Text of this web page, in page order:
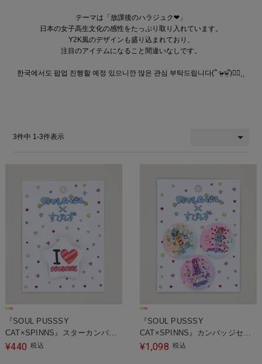
テーマは「放課後のハラジュク❤」
日本の女子高生文化の感性をたっぷり取り入れています。
Y2K風のデザインも盛り込まれており、
注目のアイテムになること間違いなしです。
한국에서도 팝업 진행할 예정 있으니깐 많은 관심 부탁드립니다(՞ ᵒ̴̶̷̤-ᵒ̴̶̷̤՞)☝🏻⸒⸒
3件中 1-3件表示
『SOUL PUSSSY
CAT×SPINNS』スターカンバッ
ジ＜メール便対応＞
¥440 税込
『SOUL PUSSSY
CAT×SPINNS』カンバッジセッ
ト＜メール便対応＞
¥1,098 税込